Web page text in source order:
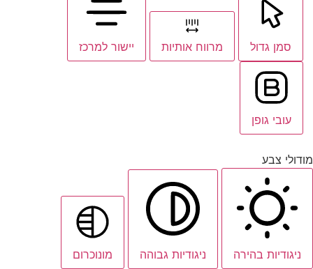
סמן גדול מרווח אותיות יישור למרכז
עובי גופן
מודולי צבע
ניגודיות בהירה ניגודיות גבוהה
מונוכרום